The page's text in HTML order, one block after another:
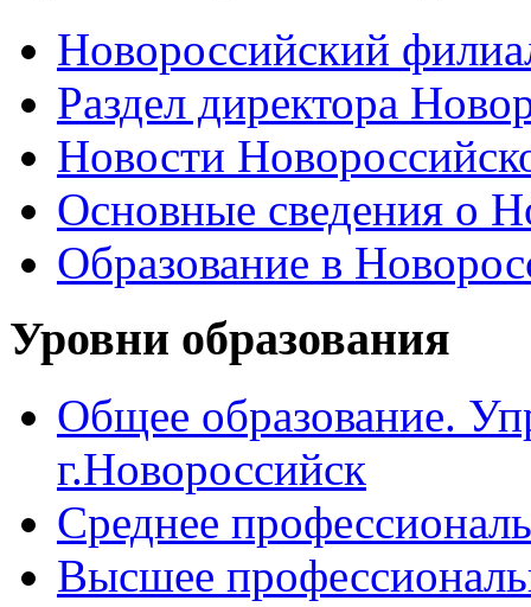
Новороссийский
Раздел директора
Новости
Основные сведения о
Образование в
Уровни образования
Общее образование.
г.Новороссийск
Среднее
Высшее